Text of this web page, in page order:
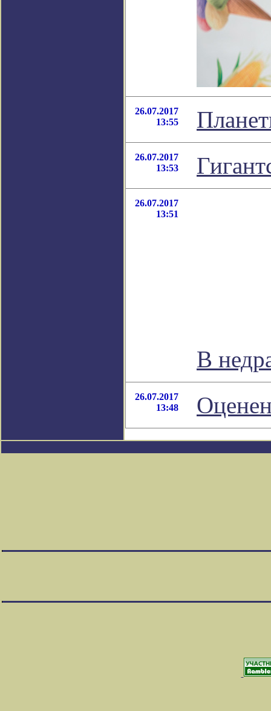
26.07.2017
13:55
26.07.2017
13:53
26.07.2017
13:51
В
26.07.2017
13:48